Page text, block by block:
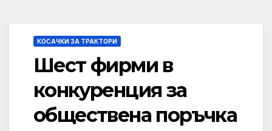
КОСАЧКИ ЗА ТРАКТОРИ
Шест фирми в
конкуренция за
обществена поръчка